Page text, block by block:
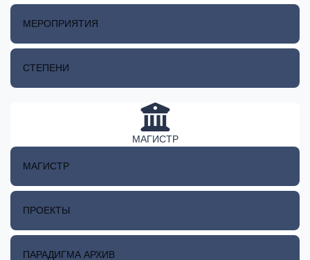
МЕРОПРИЯТИЯ
СТЕПЕНИ
МАГИСТР
МАГИСТР
ПРОЕКТЫ
ПАРАДИГМА АРХИВ